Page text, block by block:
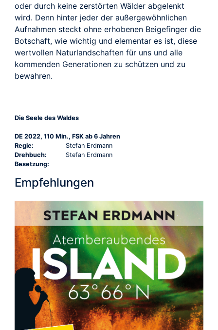
oder durch keine zerstörten Wälder abgelenkt
wird. Denn hinter jeder der außergewöhnlichen
Aufnahmen steckt ohne erhobenen Beigefinger die
Botschaft, wie wichtig und elementar es ist, diese
wertvollen Naturlandschaften für uns und alle
kommenden Generationen zu schützen und zu
bewahren.
Die Seele des Waldes
DE 2022, 110 Min., FSK ab 6 Jahren
Regie:
Stefan Erdmann
Drehbuch:
Stefan Erdmann
Besetzung:
Empfehlungen